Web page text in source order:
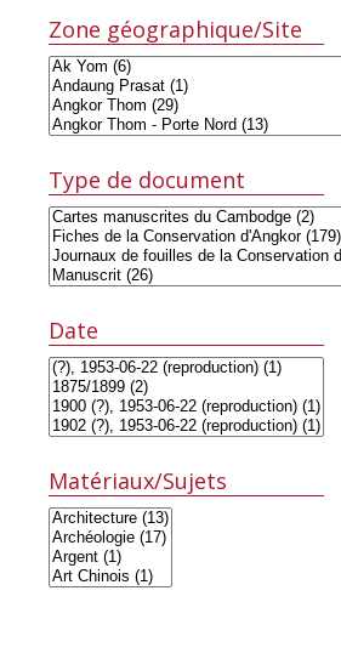
Zone géographique/Site
Type de document
Date
Matériaux/Sujets